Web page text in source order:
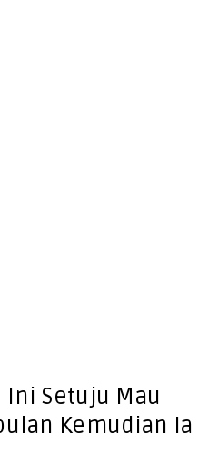
Ini Setuju Mau
Kemudian Ia